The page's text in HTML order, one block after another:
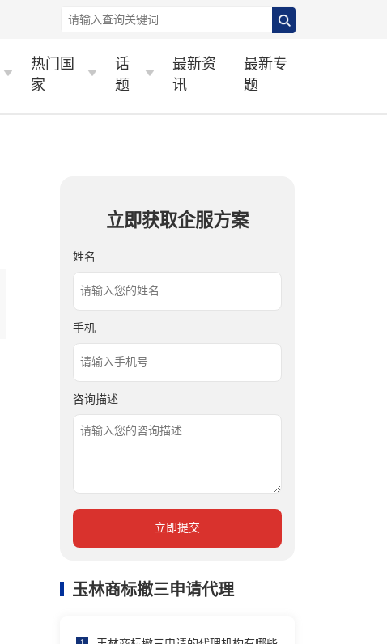
热门国
家
话
题
最新资
讯
最新专
题
立即获取企服方案
姓名
手机
咨询描述
立即提交
玉林商标撤三申请代理
1